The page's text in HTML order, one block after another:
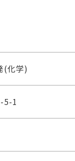
(化学)
5-1